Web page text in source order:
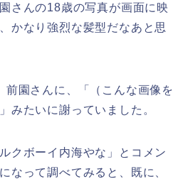
さんの18歳の写真が画面に映
かなり強烈な髪型だなあと思
前園さんに、「（こんな画像を
みたいに謝っていました。
クボーイ内海やな」とコメン
なって調べてみると、既に、